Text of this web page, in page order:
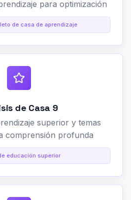
para optimización
de casa de aprendizaje
de Casa 9
superior y temas
comprensión profunda
educación superior